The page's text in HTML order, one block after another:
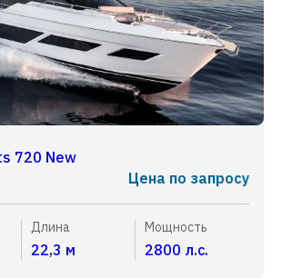
720 New
Цена по запросу
Длина
22,3 м
Мощность
2800 л.с.